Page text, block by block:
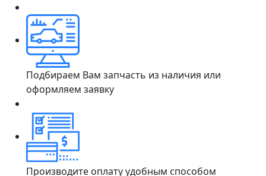
Подбираем Вам запчасть из наличия или
оформляем заявку
Производите оплату удобным способом